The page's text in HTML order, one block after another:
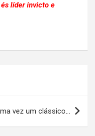
líder invicto e
vez um clássico…